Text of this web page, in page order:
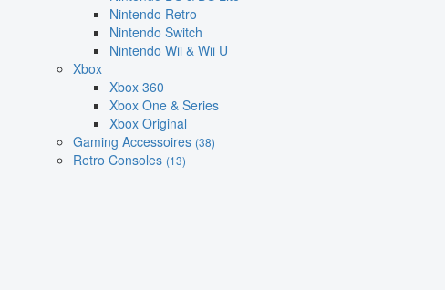
Nintendo Retro
Nintendo Switch
Nintendo Wii & Wii U
Xbox
Xbox 360
Xbox One & Series
Xbox Original
Gaming Accessoires (38)
Retro Consoles (13)